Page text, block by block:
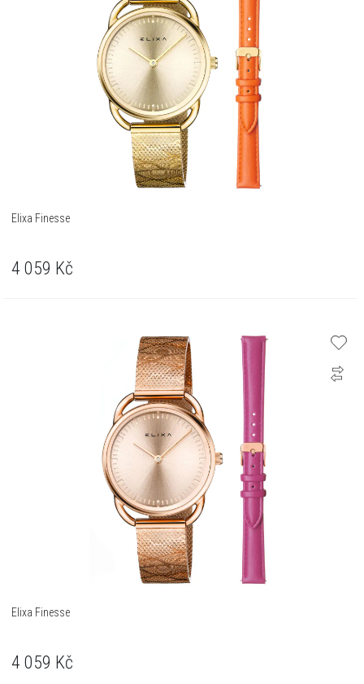
Elixa Finesse
4 059 Kč
Elixa Finesse
4 059 Kč